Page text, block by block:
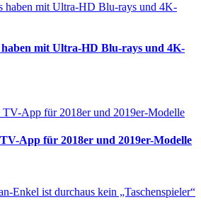
haben mit Ultra-HD Blu-rays und 4K-
App für 2018er und 2019er-Modelle